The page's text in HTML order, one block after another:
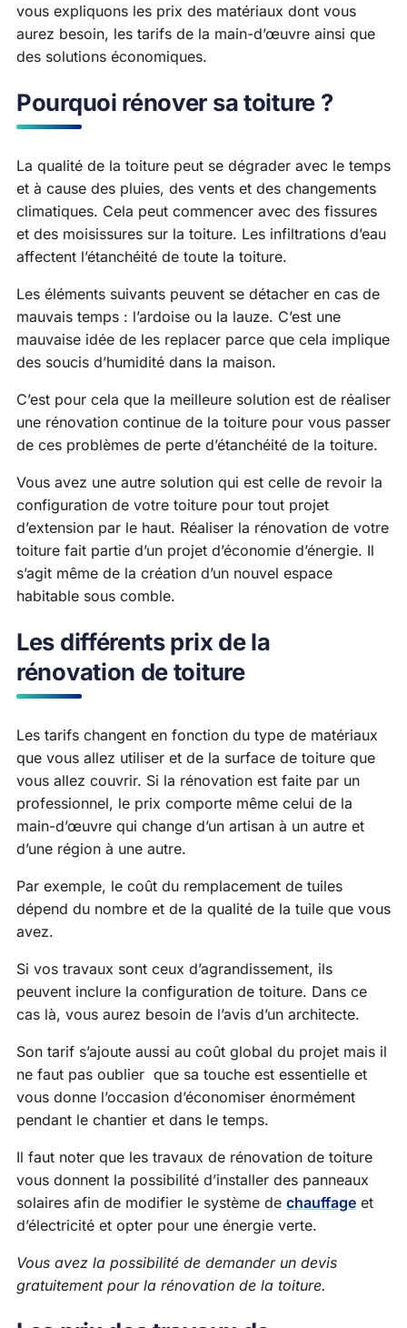
vous expliquons les prix des matériaux dont vous
aurez besoin, les tarifs de la main-d’œuvre ainsi que
des solutions économiques.
Pourquoi rénover sa toiture ?
La qualité de la toiture peut se dégrader avec le temps
et à cause des pluies, des vents et des changements
climatiques. Cela peut commencer avec des fissures
et des moisissures sur la toiture. Les infiltrations d’eau
affectent l’étanchéité de toute la toiture.
Les éléments suivants peuvent se détacher en cas de
mauvais temps : l’ardoise ou la lauze. C’est une
mauvaise idée de les replacer parce que cela implique
des soucis d’humidité dans la maison.
C’est pour cela que la meilleure solution est de réaliser
une rénovation continue de la toiture pour vous passer
de ces problèmes de perte d’étanchéité de la toiture.
Vous avez une autre solution qui est celle de revoir la
configuration de votre toiture pour tout projet
d’extension par le haut. Réaliser la rénovation de votre
toiture fait partie d’un projet d’économie d’énergie. Il
s’agit même de la création d’un nouvel espace
habitable sous comble.
Les différents prix de la
rénovation de toiture
Les tarifs changent en fonction du type de matériaux
que vous allez utiliser et de la surface de toiture que
vous allez couvrir. Si la rénovation est faite par un
professionnel, le prix comporte même celui de la
main-d’œuvre qui change d’un artisan à un autre et
d’une région à une autre.
Par exemple, le coût du remplacement de tuiles
dépend du nombre et de la qualité de la tuile que vous
avez.
Si vos travaux sont ceux d’agrandissement, ils
peuvent inclure la configuration de toiture. Dans ce
cas là, vous aurez besoin de l’avis d’un architecte.
Son tarif s’ajoute aussi au coût global du projet mais il
ne faut pas oublier que sa touche est essentielle et
vous donne l’occasion d’économiser énormément
pendant le chantier et dans le temps.
Il faut noter que les travaux de rénovation de toiture
vous donnent la possibilité d’installer des panneaux
solaires afin de modifier le système de chauffage et
d’électricité et opter pour une énergie verte.
Vous avez la possibilité de demander un devis
gratuitement pour la rénovation de la toiture.